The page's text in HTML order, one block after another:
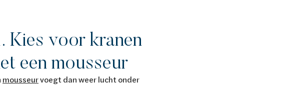
Kies voor kranen
een mousseur
mousseurvoegt dan weer lucht onder